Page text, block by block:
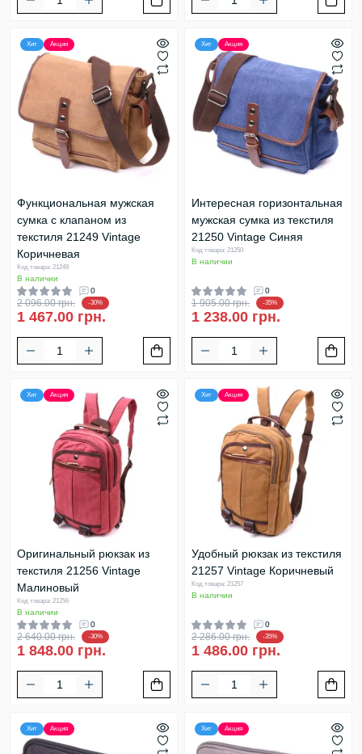
Хит Акция
Функциональная мужская
сумка с клапаном из
текстиля 21249 Vintage
Коричневая
Код товара: 21249
В наличии
0
2 096.00 грн. -30%
1 467.00 грн.
Хит Акция
Интересная горизонтальная
мужская сумка из текстиля
21250 Vintage Синяя
Код товара: 21250
В наличии
0
1 905.00 грн. -35%
1 238.00 грн.
Хит Акция
Оригинальный рюкзак из
текстиля 21256 Vintage
Малиновый
Код товара: 21256
В наличии
0
2 640.00 грн. -30%
1 848.00 грн.
Хит Акция
Удобный рюкзак из текстиля
21257 Vintage Коричневый
Код товара: 21257
В наличии
0
2 286.00 грн. -35%
1 486.00 грн.
Хит Акция Хит Акция